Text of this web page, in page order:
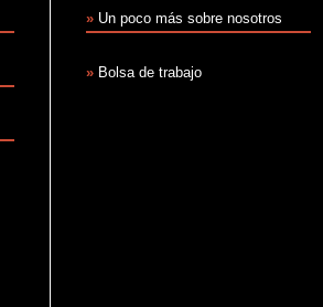
» Un poco más sobre nosotros
» Bolsa de trabajo